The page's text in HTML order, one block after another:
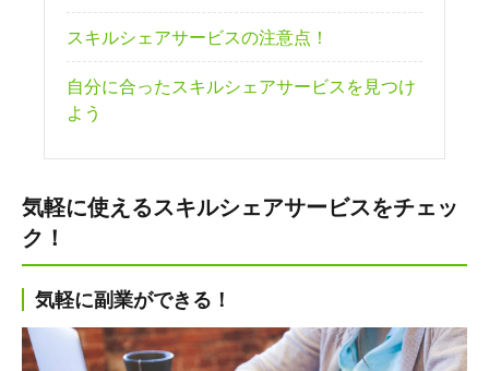
スキルシェアサービスの注意点！
自分に合ったスキルシェアサービスを見つけ
よう
気軽に使えるスキルシェアサービスをチェッ
ク！
気軽に副業ができる！